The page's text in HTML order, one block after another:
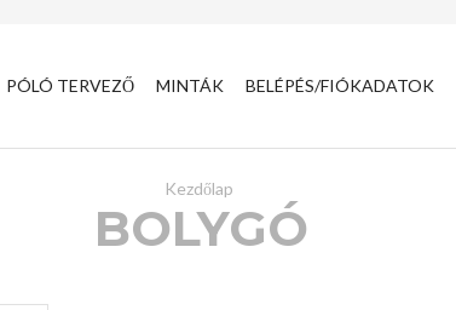
PÓLÓ TERVEZŐ MINTÁK BELÉPÉS/FIÓKADATOK
Kezdőlap
BOLYGÓ